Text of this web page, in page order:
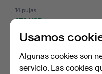
14 pujas
370 USD
Usamos
Algunas cookies son
servicio. Las cookies